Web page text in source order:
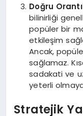
Doğru
bilinirliği
popüler bir
etkileşim
Ancak,
sağlamaz.
sadakati ve
yeterli
Stratejik